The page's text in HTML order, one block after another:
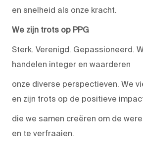
en snelheid als onze kracht.
We zijn trots op PPG
Sterk. Verenigd. Gepassioneerd.
handelen integer en waarderen
onze diverse perspectieven. We
en zijn trots op de positieve
die we samen creëren om de
en te verfraaien.